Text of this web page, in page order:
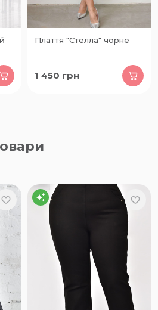
Плаття "Стелла" чорне
1 450 грн